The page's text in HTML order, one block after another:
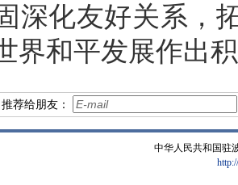
深化友好关系，
界和平发展作出
推荐给朋友：
中华人民共和国驻